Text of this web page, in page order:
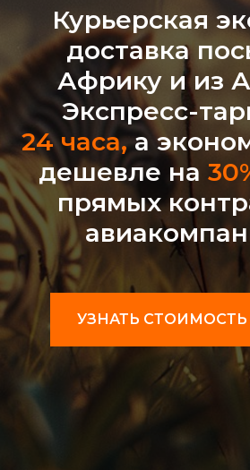
Курьерская
доставка
Африку и из
Экспресс-
24 часа,а
дешевле на
прямых
УЗНАТЬ